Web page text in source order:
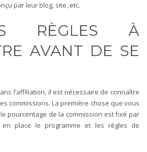
par leur blog, site, etc.
RÈGLES À
AVANT DE SE
l’affiliation, il est nécessaire de connaître
commissions. La première chose que vous
pourcentage de la commission est fixé par
place le programme et les règles de